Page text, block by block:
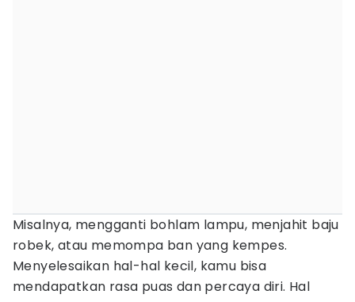
Misalnya, mengganti bohlam lampu, menjahit baju
robek, atau memompa ban yang kempes.
Menyelesaikan hal-hal kecil, kamu bisa
mendapatkan rasa puas dan percaya diri. Hal